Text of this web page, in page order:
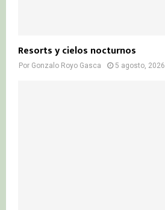
Resorts y cielos nocturnos
Por Gonzalo Royo Gasca 5 agosto, 2026